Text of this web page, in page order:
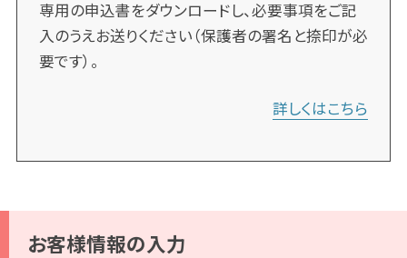
専用の申込書をダウンロードし、必要事項をご記
入のうえお送りください（保護者の署名と捺印が必
要です）。
詳しくはこちら
お客様情報の入力